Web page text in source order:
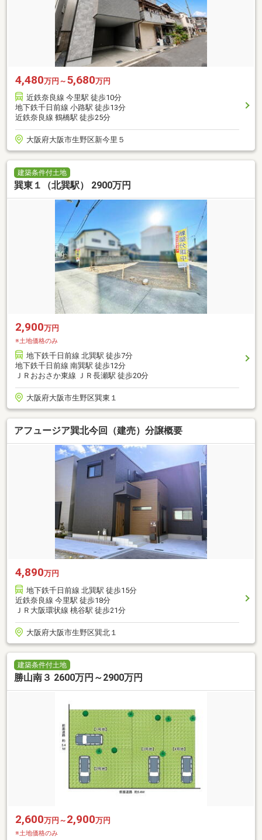
4,480万円～ 5,680万円
近鉄奈良線 今里駅 徒歩10分
地下鉄千日前線 小路駅 徒歩13分
近鉄奈良線 鶴橋駅 徒歩25分
大阪府大阪市生野区新今里５
建築条件付土地
巽東１（北巽駅） 2900万円
2,900万円
※土地価格のみ
地下鉄千日前線 北巽駅 徒歩7分
地下鉄千日前線 南巽駅 徒歩12分
ＪＲおおさか東線 ＪＲ長瀬駅 徒歩20分
大阪府大阪市生野区巽東１
アフュージア巽北今回（建売）分譲概要
4,890万円
地下鉄千日前線 北巽駅 徒歩15分
近鉄奈良線 今里駅 徒歩18分
ＪＲ大阪環状線 桃谷駅 徒歩21分
大阪府大阪市生野区巽北１
建築条件付土地
勝山南３ 2600万円～2900万円
2,600万円～ 2,900万円
※土地価格のみ